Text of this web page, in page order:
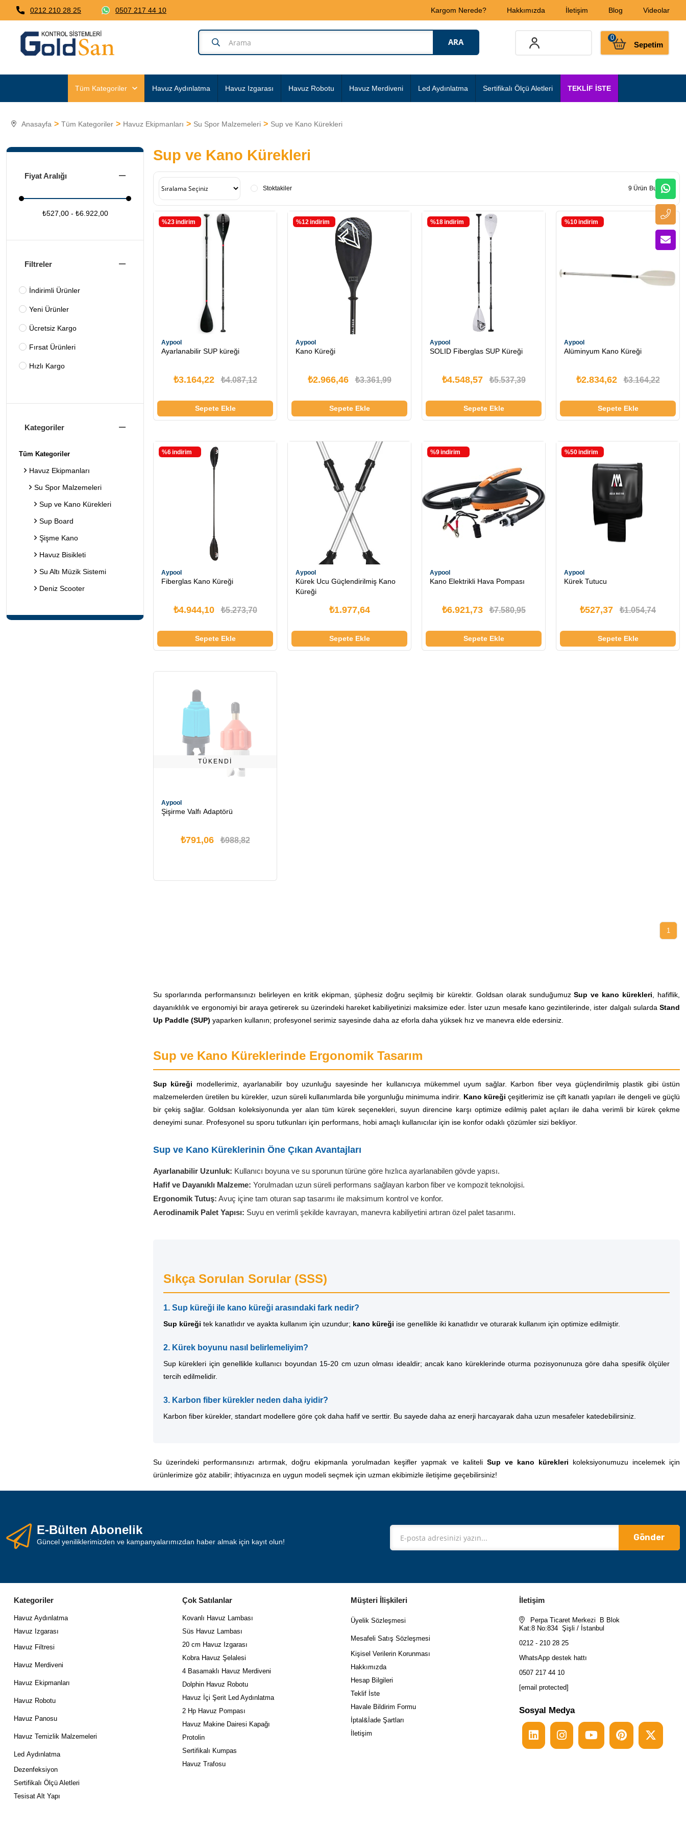
0212 210 28 25 0507 217 44 10 Kargom Nerede? Hakkımızda İletişim Blog Videolar
Sepetim
0
Tüm Kategoriler Havuz Aydınlatma Havuz Izgarası Havuz Robotu Havuz Merdiveni Led Aydınlatma Sertifikalı Ölçü Aletleri TEKLİF İSTE
Anasayfa Tüm Kategoriler Havuz Ekipmanları Su Spor Malzemeleri Sup ve Kano Kürekleri
Fiyat Aralığı
₺527,00 - ₺6.922,00
Filtreler
İndirimli Ürünler
Yeni Ürünler
Ücretsiz Kargo
Fırsat Ürünleri
Hızlı Kargo
Kategoriler
Tüm Kategoriler
Havuz Ekipmanları
Su Spor Malzemeleri
Sup ve Kano Kürekleri
Sup Board
Şişme Kano
Havuz Bisikleti
Su Altı Müzik Sistemi
Deniz Scooter
Sup ve Kano Kürekleri
Stoktakiler 9 Ürün
Aypool
Ayarlanabilir SUP küreği
₺3.164,22 ₺4.087,12
Sepete Ekle
%23i̇ndirim
Aypool
Kano Küreği
₺2.966,46 ₺3.361,99
Sepete Ekle
%12 i̇ndirim
Aypool
SOLID Fiberglas SUP Küreği
₺4.548,57 ₺5.537,39
Sepete Ekle
%18i̇ndirim
Aypool
Alüminyum Kano Küreği
₺2.834,62 ₺3.164,22
Sepete Ekle
%10i̇ndirim
Aypool
Fiberglas Kano Küreği
₺4.944,10 ₺5.273,70
Sepete Ekle
%6i̇ndirim
Aypool
Kürek Ucu Güçlendirilmiş Kano
Küreği
₺1.977,64
Sepete Ekle
Aypool
Kano Elektrikli Hava Pompası
₺6.921,73 ₺7.580,95
Sepete Ekle
%9i̇ndirim
Aypool
Kürek Tutucu
₺527,37 ₺1.054,74
Sepete Ekle
%50i̇ndirim
TÜKENDI
Aypool
Şişirme Valfı Adaptörü
₺791,06 ₺988,82
1
Su sporlarında performansınızı belirleyen en kritik ekipman, şüphesiz doğru seçilmiş bir kürektir. Goldsan olarak sunduğumuzSup ve kano kürekleri , hafiflik,
dayanıklılık ve ergonomiyi bir araya getirerek su üzerindeki hareket kabiliyetinizi maksimize eder. İster uzun mesafe kano gezintilerinde, ister dalgalı sularda Stand
Up Paddle (SUP) yaparken kullanın; profesyonel serimiz sayesinde daha az eforla daha yüksek hız ve manevra elde edersiniz.
Sup ve Kano Küreklerinde Ergonomik Tasarım
Sup küreği modellerimiz, ayarlanabilir boy uzunluğu sayesinde her kullanıcıya mükemmel uyum sağlar. Karbon fiber veya güçlendirilmiş plastik gibi üstün
malzemelerden üretilen bu kürekler, uzun süreli kullanımlarda bile yorgunluğu minimuma indirir. Kano küreği çeşitlerimiz ise çift kanatlı yapıları ile dengeli ve güçlü
bir çekiş sağlar. Goldsan koleksiyonunda yer alan tüm kürek seçenekleri, suyun direncine karşı optimize edilmiş palet açıları ile daha verimli bir kürek çekme
deneyimi sunar. Profesyonel su sporu tutkunları için performans, hobi amaçlı kullanıcılar için ise konfor odaklı çözümler sizi bekliyor.
Sup ve Kano Küreklerinin Öne Çıkan Avantajları
Ayarlanabilir Uzunluk: Kullanıcı boyuna ve su sporunun türüne göre hızlıca ayarlanabilen gövde yapısı.
Hafif ve Dayanıklı Malzeme: Yorulmadan uzun süreli performans sağlayan karbon fiber ve kompozit teknolojisi.
Ergonomik Tutuş: Avuç içine tam oturan sap tasarımı ile maksimum kontrol ve konfor.
Aerodinamik Palet Yapısı: Suyu en verimli şekilde kavrayan, manevra kabiliyetini artıran özel palet tasarımı.
Sıkça Sorulan Sorular (SSS)
1. Sup küreği ile kano küreği arasındaki fark nedir?
Sup küreği tek kanatlıdır ve ayakta kullanım için uzundur; kano küreği ise genellikle iki kanatlıdır ve oturarak kullanım için optimize edilmiştir.
2. Kürek boyunu nasıl belirlemeliyim?
Sup kürekleri için genellikle kullanıcı boyundan 15-20 cm uzun olması idealdir; ancak kano küreklerinde oturma pozisyonunuza göre daha spesifik ölçüler
tercih edilmelidir.
3. Karbon fiber kürekler neden daha iyidir?
Karbon fiber kürekler, standart modellere göre çok daha hafif ve serttir. Bu sayede daha az enerji harcayarak daha uzun mesafeler katedebilirsiniz.
Su üzerindeki performansınızı artırmak, doğru ekipmanla yorulmadan keşifler yapmak ve kaliteli Sup ve kano kürekleri koleksiyonumuzu incelemek için
ürünlerimize göz atabilir; ihtiyacınıza en uygun modeli seçmek için uzman ekibimizle iletişime geçebilirsiniz!
E-Bülten Abonelik
Güncel yeniliklerimizden ve kampanyalarımızdan haber almak için kayıt olun! Gönder
Kategoriler
Havuz Aydınlatma
Havuz Izgarası
Havuz Filtresi
Havuz Merdiveni
Havuz Ekipmanları
Havuz Robotu
Havuz Panosu
Havuz Temizlik Malzemeleri
Led Aydınlatma
Dezenfeksiyon
Sertifikalı Ölçü Aletleri
Tesisat Alt Yapı
Çok Satılanlar
Kovanlı Havuz Lambası
Süs Havuz Lambası
20 cm Havuz Izgarası
Kobra Havuz Şelalesi
4 Basamaklı Havuz Merdiveni
Dolphin Havuz Robotu
Havuz İçi Şerit Led Aydınlatma
2 Hp Havuz Pompası
Havuz Makine Dairesi Kapağı
Protolin
Sertifikalı Kumpas
Havuz Trafosu
Müşteri İlişkileri
Üyelik Sözleşmesi
Mesafeli Satış Sözleşmesi
Kişisel Verilerin Korunması
Hakkımızda
Hesap Bilgileri
Teklif İste
Havale Bildirim Formu
İptal&İade Şartları
İletişim
İletişim
Perpa Ticaret Merkezi B Blok
Kat:8 No:834 Şişli / İstanbul
0212 - 210 28 25
WhatsApp destek hattı
0507 217 44 10
[email protected]
Sosyal Medya